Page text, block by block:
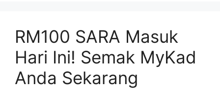
RM100 SARA Masuk
Hari Ini! Semak MyKad
Anda Sekarang